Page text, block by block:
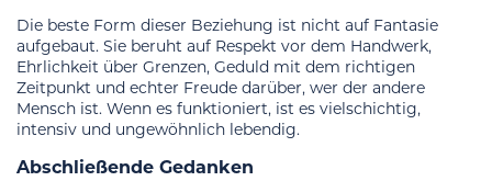
Die beste Form dieser Beziehung ist nicht auf Fantasie
aufgebaut. Sie beruht auf Respekt vor dem Handwerk,
Ehrlichkeit über Grenzen, Geduld mit dem richtigen
Zeitpunkt und echter Freude darüber, wer der andere
Mensch ist. Wenn es funktioniert, ist es vielschichtig,
intensiv und ungewöhnlich lebendig.
Abschließende Gedanken